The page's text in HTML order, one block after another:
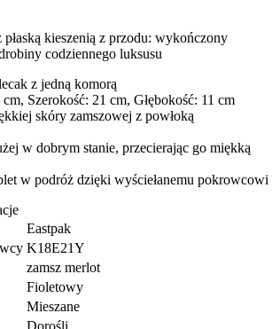
kieszenią z przodu: wykończony
codziennego luksusu
z jedną komorą
Szerokość: 21 cm, Głębokość: 11 cm
skóry zamszowej z powłoką
w dobrym stanie, przecierając go miękką
w podróż dzięki wyściełanemu pokrowcowi
Eastpak
K18E21Y
zamsz merlot
Fioletowy
Mieszane
Dorośli